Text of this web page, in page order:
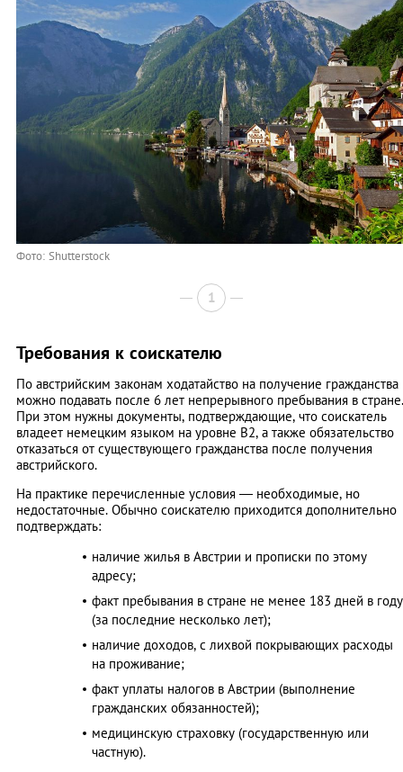
Фото: Shutterstock
1
Требования к соискателю
По австрийским законам ходатайство на получение гражданства
можно подавать после 6 лет непрерывного пребывания в стране.
При этом нужны документы, подтверждающие, что соискатель
владеет немецким языком на уровне B2, а также обязательство
отказаться от существующего гражданства после получения
австрийского.
На практике перечисленные условия — необходимые, но
недостаточные. Обычно соискателю приходится дополнительно
подтверждать:
наличие жилья в Австрии и прописки по этому
адресу;
факт пребывания в стране не менее 183 дней в году
(за последние несколько лет);
наличие доходов, с лихвой покрывающих расходы
на проживание;
факт уплаты налогов в Австрии (выполнение
гражданских обязанностей);
медицинскую страховку (государственную или
частную).